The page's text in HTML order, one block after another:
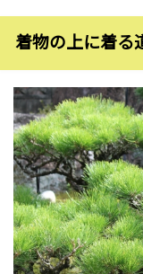
着物の上に着る